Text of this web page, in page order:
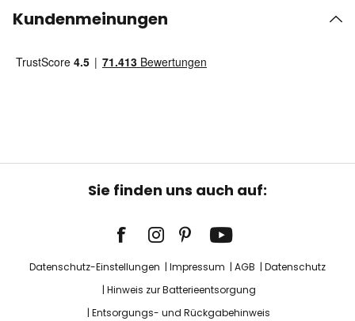
Kundenmeinungen
Sie finden uns auch auf:
Datenschutz-Einstellungen Impressum AGB
Datenschutz
Hinweis zur Batterieentsorgung
Entsorgungs- und Rückgabehinweis